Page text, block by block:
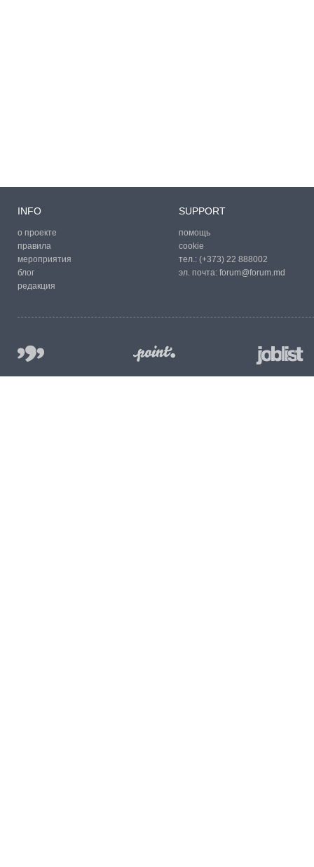
INFO
о проекте
правила
мероприятия
блог
редакция
SUPPORT
помощь
cookie
тел.: (+373) 22 888002
эл. почта: forum@forum.md